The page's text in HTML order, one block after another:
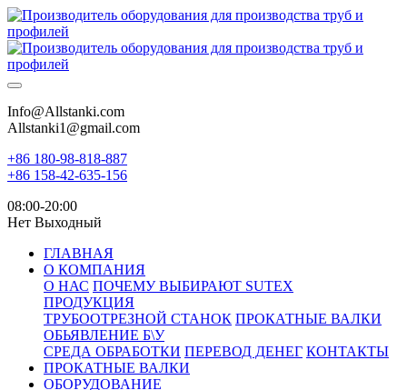
Info@Allstanki.com
Allstanki1@gmail.com
+86 180-98-818-887
+86 158-42-635-156
08:00-20:00
Нет Выходный
ГЛАВНАЯ
О КОМПАНИЯ
О НАС ПОЧЕМУ ВЫБИРАЮТ SUTEX
ПРОДУКЦИЯ
ТРУБООТРЕЗНОЙ СТАНОК ПРОКАТНЫЕ ВАЛКИ
ОБЬЯВЛЕНИЕ Б\У
СРЕДА ОБРАБОТКИ ПЕРЕВОД ДЕНЕГ КОНТАКТЫ
ПРОКАТНЫЕ ВАЛКИ
ОБОРУДОВАНИЕ